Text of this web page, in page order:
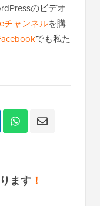
のビデオ
チャンネルを購
でも私た
ます ！